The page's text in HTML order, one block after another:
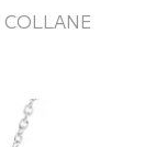
COLLANE